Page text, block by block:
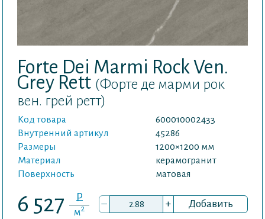
Forte Dei Marmi Rock Ven.
Grey Rett (Форте де марми рок
вен. грей ретт)
Код товара
600010002433
Внутренний артикул
45286
Размеры
1200×1200 мм
Материал
керамогранит
Поверхность
матовая
6 527 P
м2 – + Добавить